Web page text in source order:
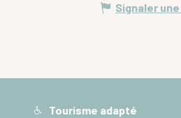
Signaler
Tourisme adapté